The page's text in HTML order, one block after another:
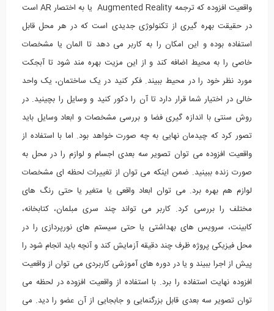
واقعیت افزوده که ترجمه Augmented Reality یا به اختصار AR است
در حقیقت بهره گیری از تکنولوژی جدیدی است که در هر محل قابل
استفاده بوده و این امکان را به کاربر می دهد تا المان یا مشخصات
خاصی را به محیط اضافه کند و از این مزیت بهره مند شود تا آبجکت
مورد نظر خود را در محیط ببیند. فکر کنید در یک ساختمان، یک واحد
خالی در اختیار شما قرار دارد تا آن را دکور کنید و وسایل را بچینید. در
روش سنتی با اندازه گیری فضا و بررسی مشخصات و ابعاد وسایل باید
تصور کرد که چیدمان نهایی به چه صورت خواهد بود. اما با استفاده از
واقعیت افزوده می توان تصویر سه بعدی اجسام و لوازم را در محل به
صورت زنده ببینید. ضمن اینکه می توان از تغییرات لحظه ای مشخصات
لوازم هم بهره برد. می توان ابعاد واقعی یا متغیر یا حتی رنگ های
مختلف را بررسی کرد. کاربر می تواند چند سری مبلمان، کتابخانه،
کابینت، سرویس های بهداشتی یا حتی سیستم های نورپردازی را در
محل فیزیکی پروژه ظرف چند دقیقه آزمایش کند و آنچه باید انجام شود را
پیش از اجرا ببیند و یا در دوره های آموزشی کاربردی می توان از واقعیت
افزوده نهایت استفاده را برد. با استفاده از واقعیت افزوده در لحظه می
توان تصویر سه بعدی قابل بزرگنمایی و جابجایی از آن عضو را دید. می